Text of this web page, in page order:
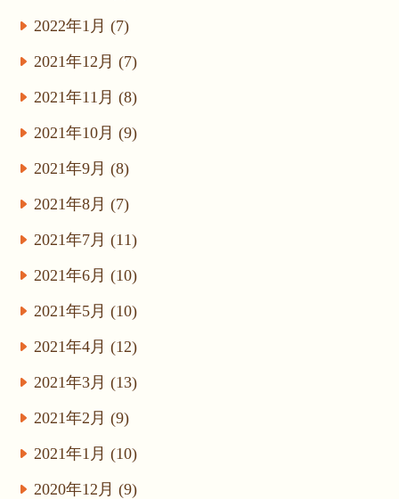
2022年1月 (7)
2021年12月 (7)
2021年11月 (8)
2021年10月 (9)
2021年9月 (8)
2021年8月 (7)
2021年7月 (11)
2021年6月 (10)
2021年5月 (10)
2021年4月 (12)
2021年3月 (13)
2021年2月 (9)
2021年1月 (10)
2020年12月 (9)